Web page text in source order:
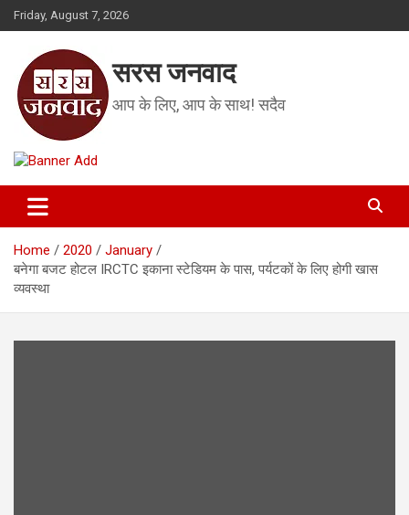
Skip
to
Friday, August 7, 2026
सरस जनवाद
आप के लिए, आप के साथ! सदैव
Home 2020
January
बनेगा बजट होटल IRCTC इकाना स्टेडियम के पास, पर्यटकों के लिए होगी खास
व्यवस्था